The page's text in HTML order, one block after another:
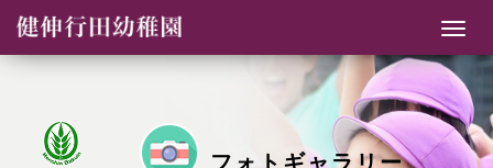
ナ
ビ
ゲ
ー
シ
フォトギャラリー